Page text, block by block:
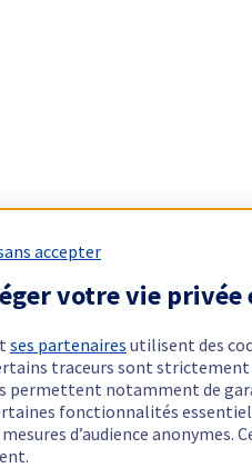
accepter
votre vie
ses partenaires utilisent des
traceurs sont
permettent notamment de
fonctionnalités
d’audience anonymes.